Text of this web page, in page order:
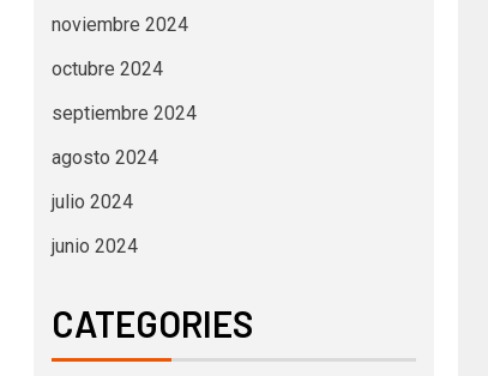
noviembre 2024
octubre 2024
septiembre 2024
agosto 2024
julio 2024
junio 2024
CATEGORIES